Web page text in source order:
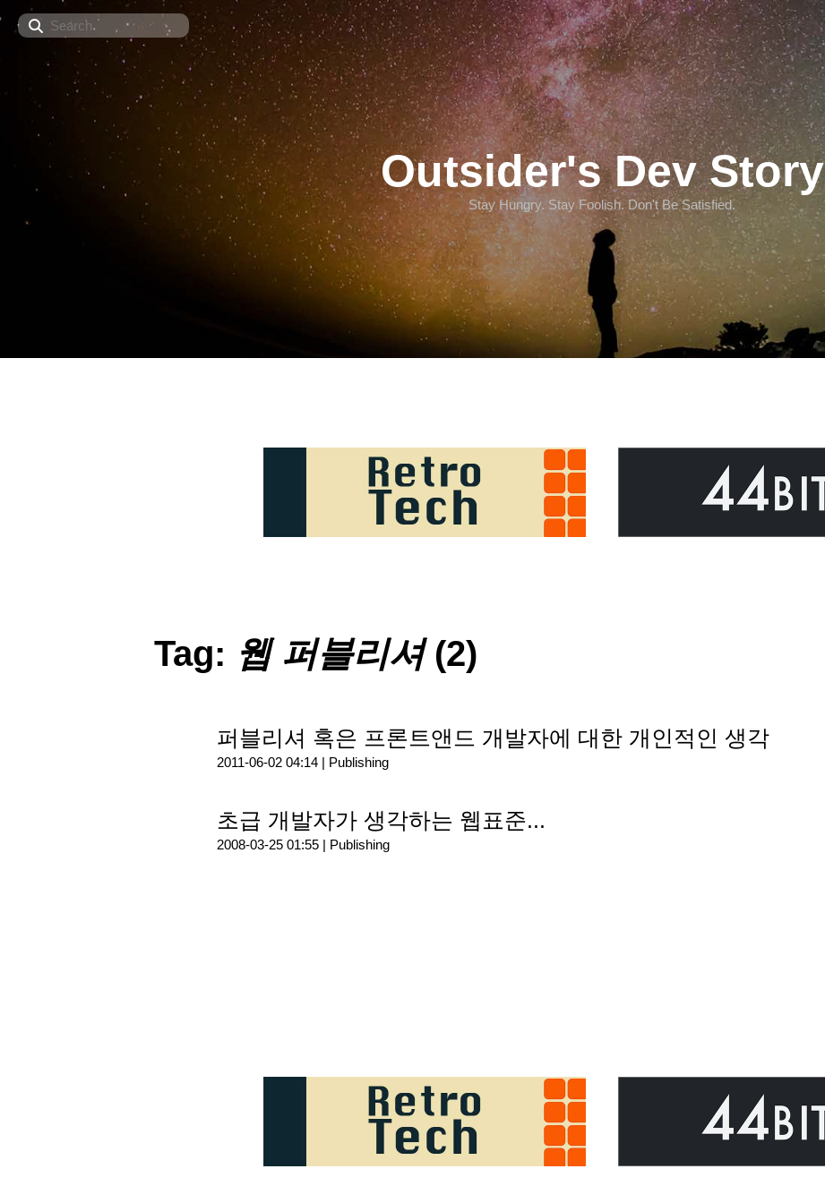
Search
Outsider's Dev Story
Stay Hungry. Stay Foolish. Don't Be Satisfied.
Tag: 웹 퍼블리셔(2)
퍼블리셔 혹은 프론트앤드 개발자에 대한 개인적인 생각
2011-06-02 04:14 | Publishing
초급 개발자가 생각하는 웹표준...
2008-03-25 01:55 | Publishing